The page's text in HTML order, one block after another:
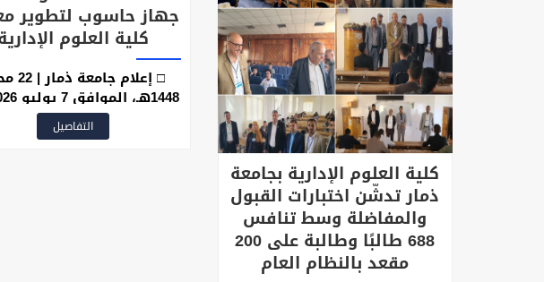
كلية العلوم الإدارية بجامعة
ذمار تدشّن اختبارات القبول
والمفاضلة وسط تنافس
688 طالبًا وطالبة على 200
مقعد بالنظام العام
جهاز حاسوب لتطوير
كلية العلوم
□ إعلام
كرّمت جامعة ذمار، اليوم،
من المؤسسة العامة
التفاصيل